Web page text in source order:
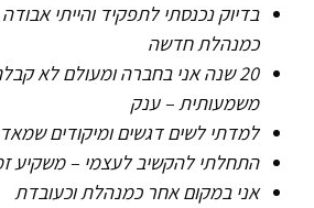
בדיוק נכנסתי לתפקיד והייתי
כמנהלת חדשה
20 שנה אני בחברה ומעולם לא
משמעותית – ענק
למדתי לשים דגשים ומיקודים
התחלתי להקשיב לעצמי – משקיע
אני במקום אחר כמנהלת וכעובדת